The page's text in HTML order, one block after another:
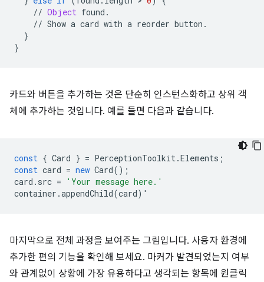
// Object found .
// Show a card with a reorder button .
}
}
카드와 버튼을 추가하는 것은 단순히 인스턴스화하고 상위 객
체에 추가하는 것입니다. 예를 들면 다음과 같습니다.
const { Card } = PerceptionToolkit.Elements ;
const card = new Card();
card . src =
'Your message here.'
container .appendChild(card) '
마지막으로 전체 과정을 보여주는 그림입니다. 사용자 환경에
추가한 편의 기능을 확인해 보세요. 마커가 발견되었는지 여부
와 관계없이 상황에 가장 유용하다고 생각되는 항목에 원클릭